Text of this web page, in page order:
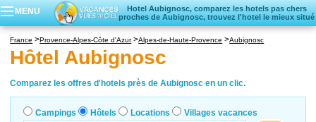
MENU
Hotel Aubignosc, comparez les hotels pas chers
proches de Aubignosc, trouvez l'hotel le mieux situé
Locations vacances
Villages vacances
France Provence-Alpes-Côte d'Azur Alpes-de-Haute-Provence Aubignosc
Hôtel Aubignosc
Comparez les offres d'hotels près de Aubignosc en un clic.
Campings Hôtels Locations Villages vacances